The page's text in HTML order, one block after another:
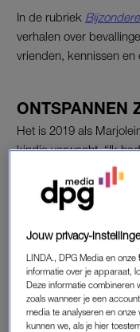
In de rubriek
verhalen over
vrienden, kennissen en
ONTSPANNEN
Het is 2019 als
kindje verwacht. “Ik
los daarvan voelde ik
door.”
er zonder
ontsluiting. Ik was
het wel pijn. Bevallen
het ging me goed af.”
Jouw privacy-
LINDA., DPG Media en onze
informatie over je apparaat,
Deze informatie combineren
zoals wanneer je een
media te analyseren en
kunnen we, als je hier